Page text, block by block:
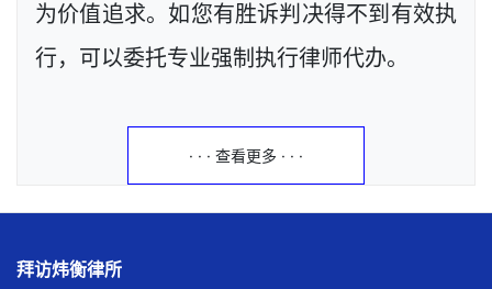
为价值追求。如您有胜诉判决得不到有效执
行，可以委托专业强制执行律师代办。
· · · 查看更多 · · ·
拜访炜衡律所